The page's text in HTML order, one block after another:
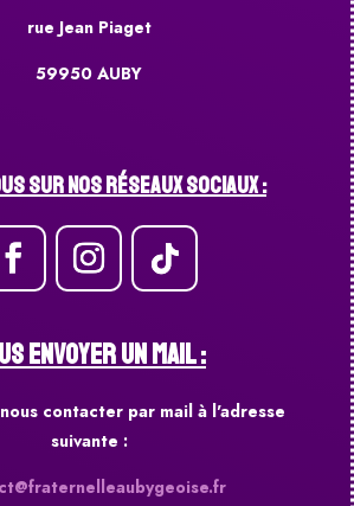
rue Jean Piaget
59950 AUBY
sur nos réseaux sociaux :
ENVOYER UN MAIL :
contacter par mail à l'adresse
suivante :